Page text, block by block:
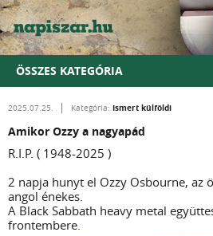
ÖSSZES KATEGÓRIA
2025.07.25. Kategória: Ismert külföldi
Amikor Ozzy a nagyapád
R.I.P. ( 1948-2025 )
2 napja hunyt el Ozzy Osbourne, az
angol énekes.
A Black Sabbath heavy metal
frontembere.